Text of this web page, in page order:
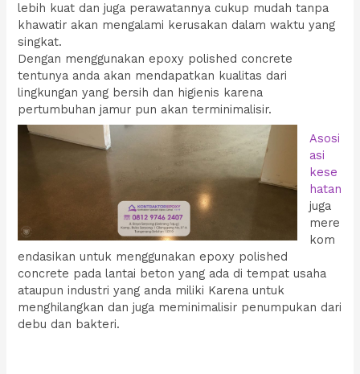
lebih kuat dan juga perawatannya cukup mudah tanpa
khawatir akan mengalami kerusakan dalam waktu yang
singkat.
Dengan menggunakan epoxy polished concrete
tentunya anda akan mendapatkan kualitas dari
lingkungan yang bersih dan higienis karena
pertumbuhan jamur pun akan terminimalisir.
Asosi
asi
kese
hatan
juga
mere
kom
endasikan untuk menggunakan epoxy polished
concrete pada lantai beton yang ada di tempat usaha
ataupun industri yang anda miliki Karena untuk
menghilangkan dan juga meminimalisir penumpukan dari
debu dan bakteri.